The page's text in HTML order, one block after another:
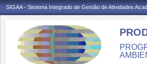
SIGAA - Sistema Integrado de Gestão de Atividades